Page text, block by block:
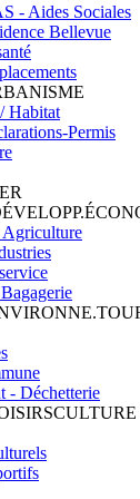
- Aides Sociales
Bellevue
Habitat
Permis
Agriculture
- Déchetterie
CULTURE